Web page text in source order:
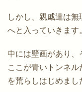
しかし、親戚達は
へと入っていきます。
中には壁画があり、
ここが青いトンネ
を荒らしはじめまし